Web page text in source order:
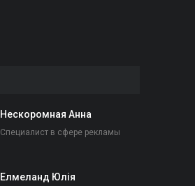
Нескоромная Анна
Специалист в сфере рекламы
Елмеланд Юлія